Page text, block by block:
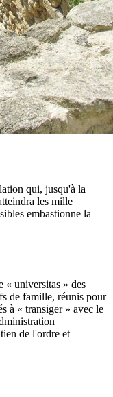
qui, jusqu'à la
les mille
embastionne la
« universitas » des
de famille, réunis pour
à « transiger » avec le
de l'ordre et